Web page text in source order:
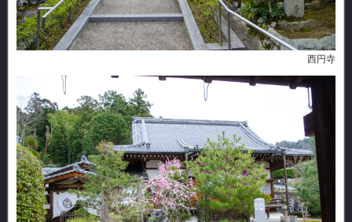
西円寺